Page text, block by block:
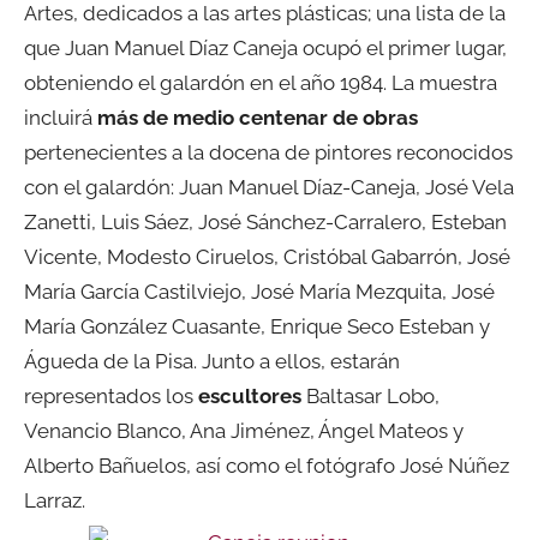
Artes, dedicados a las artes plásticas; una lista de la
que Juan Manuel Díaz Caneja ocupó el primer lugar,
obteniendo el galardón en el año 1984. La muestra
incluirá más de medio centenar de obras
pertenecientes a la docena de pintores reconocidos
con el galardón: Juan Manuel Díaz-Caneja, José Vela
Zanetti, Luis Sáez, José Sánchez-Carralero, Esteban
Vicente, Modesto Ciruelos, Cristóbal Gabarrón, José
María García Castilviejo, José María Mezquita, José
María González Cuasante, Enrique Seco Esteban y
Águeda de la Pisa. Junto a ellos, estarán
representados los escultores Baltasar Lobo,
Venancio Blanco, Ana Jiménez, Ángel Mateos y
Alberto Bañuelos, así como el fotógrafo José Núñez
Larraz.